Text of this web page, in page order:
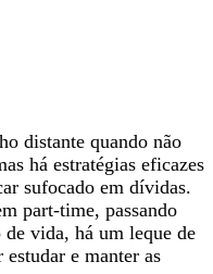
distante quando não
há estratégias eficazes
sufocado em dívidas.
part-time, passando
vida, há um leque de
estudar e manter as